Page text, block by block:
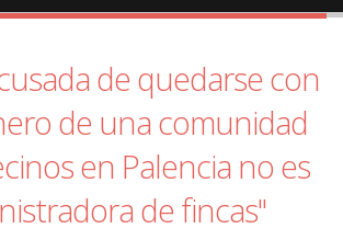
de quedarse con
de una comunidad
en Palencia no es
de fincas"